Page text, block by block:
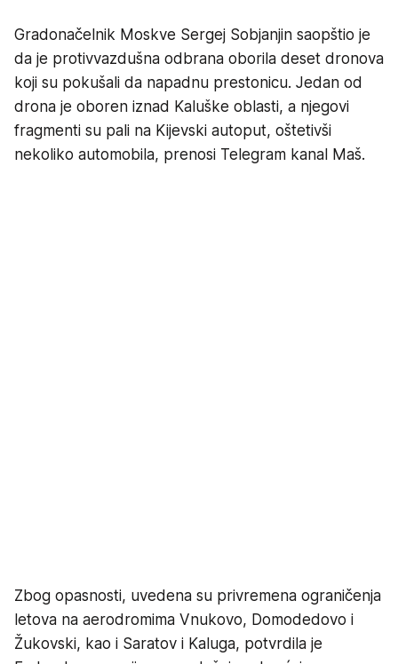
Gradonačelnik Moskve Sergej Sobjanjin saopštio je
da je protivvazdušna odbrana oborila deset dronova
koji su pokušali da napadnu prestonicu. Jedan od
drona je oboren iznad Kaluške oblasti, a njegovi
fragmenti su pali na Kijevski autoput, oštetivši
nekoliko automobila, prenosi Telegram kanal Maš.
Zbog opasnosti, uvedena su privremena ograničenja
letova na aerodromima Vnukovo, Domodedovo i
Žukovski, kao i Saratov i Kaluga, potvrdila je